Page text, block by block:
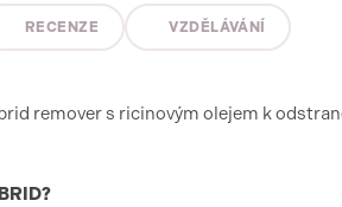
RECENZE VZDĚLÁVÁNÍ
remover s ricinovým olejem k